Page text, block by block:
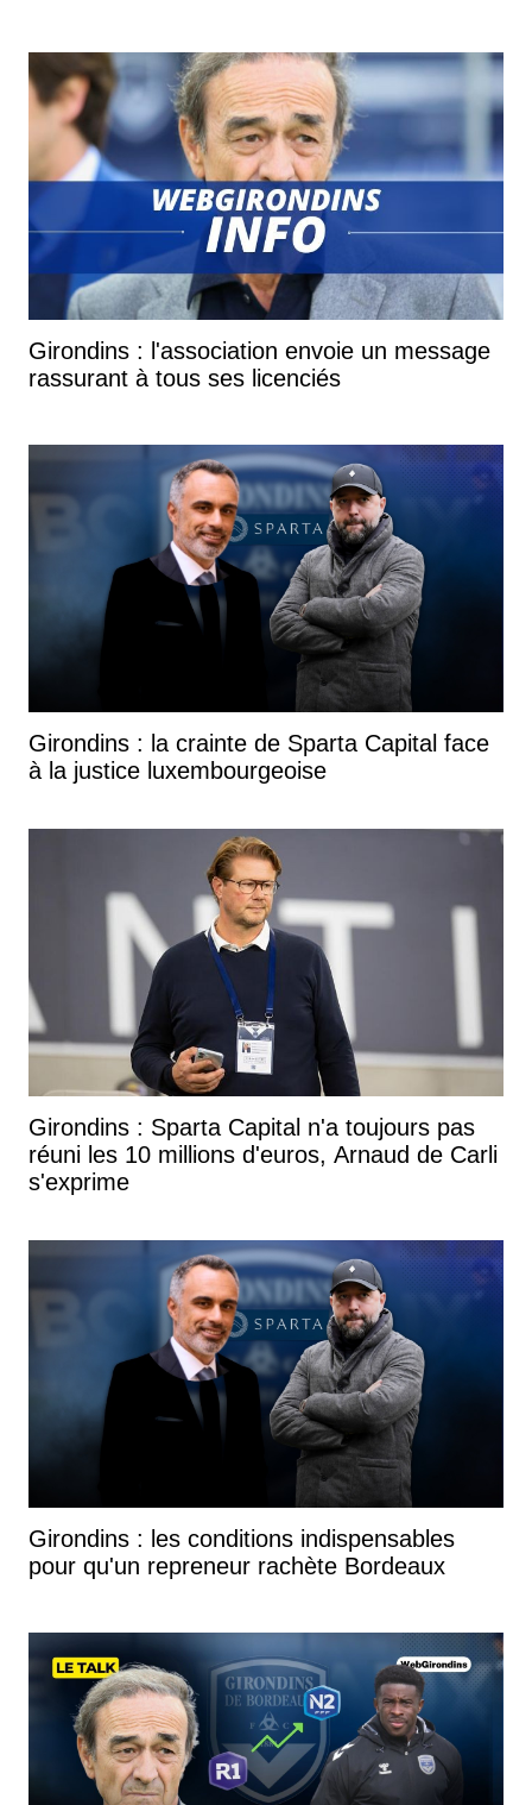
Girondins : l'association envoie un message
rassurant à tous ses licenciés
Girondins : la crainte de Sparta Capital face
à la justice luxembourgeoise
Girondins : Sparta Capital n'a toujours pas
réuni les 10 millions d'euros, Arnaud de Carli
s'exprime
Girondins : les conditions indispensables
pour qu'un repreneur rachète Bordeaux